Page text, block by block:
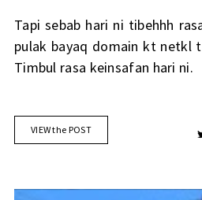
Tapi sebab hari ni tibehhh
pulak bayaq domain kt netkl
Timbul rasa keinsafan hari ni.
VIEW the POST